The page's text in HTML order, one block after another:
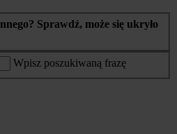
Sprawdź, może się ukryło
Wpisz poszukiwaną frazę